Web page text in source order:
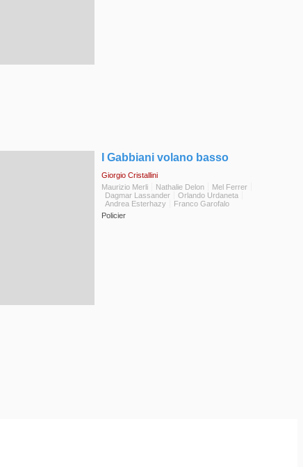
I Gabbiani volano basso
Giorgio Cristallini
Maurizio Merli
Nathalie Delon
Mel Ferrer
Dagmar Lassander
Orlando Urdaneta
Andrea Esterhazy
Franco Garofalo
Policier